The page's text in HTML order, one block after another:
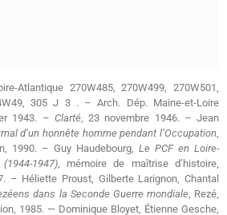
Atlantique 270W485, 270W499, 270W501,
305 J 3 . – Arch. Dép. Maine-et-Loire
1943. – Clarté, 23 novembre 1946. – Jean
d’un honnête homme pendant l’Occupation,
1990. – Guy Haudebourg, Le PCF en Loire-
1947), mémoire de maîtrise d’histoire,
– Héliette Proust, Gilberte Larignon, Chantal
dans la Seconde Guerre mondiale, Rezé,
1985. — Dominique Bloyet, Étienne Gesche,